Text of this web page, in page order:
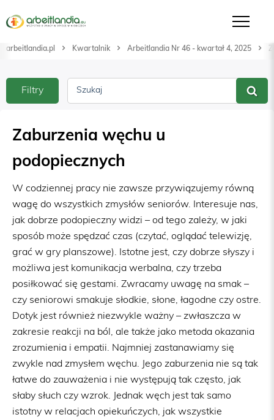
arbeitlandia.pl Kwartalnik Arbeitlandia Nr 46 - kwartał 4, 2025
Zaburzenia węchu u
podopiecznych
W codziennej pracy nie zawsze przywiązujemy równą
wagę do wszystkich zmysłów seniorów. Interesuje nas,
jak dobrze podopieczny widzi – od tego zależy, w jaki
sposób może spędzać czas (czytać, oglądać telewizję,
grać w gry planszowe). Istotne jest, czy dobrze słyszy i
możliwa jest komunikacja werbalna, czy trzeba
posiłkować się gestami. Zwracamy uwagę na smak –
czy seniorowi smakuje słodkie, słone, łagodne czy ostre.
Dotyk jest również niezwykle ważny – zwłaszcza w
zakresie reakcji na ból, ale także jako metoda okazania
zrozumienia i empatii. Najmniej zastanawiamy się
zwykle nad zmysłem węchu. Jego zaburzenia nie są tak
łatwe do zauważenia i nie występują tak często, jak
słaby słuch czy wzrok. Jednak węch jest tak samo
istotny w relacjach opiekuńczych, jak wszystkie
Filtry Szukaj